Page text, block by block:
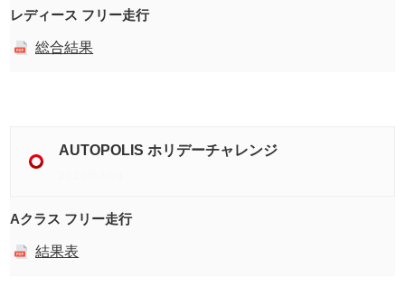
レディース フリー走行
総合結果
AUTOPOLIS ホリデーチャレンジ
Aクラス フリー走行
結果表